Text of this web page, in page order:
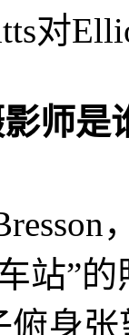
对
师是
站”
俯身